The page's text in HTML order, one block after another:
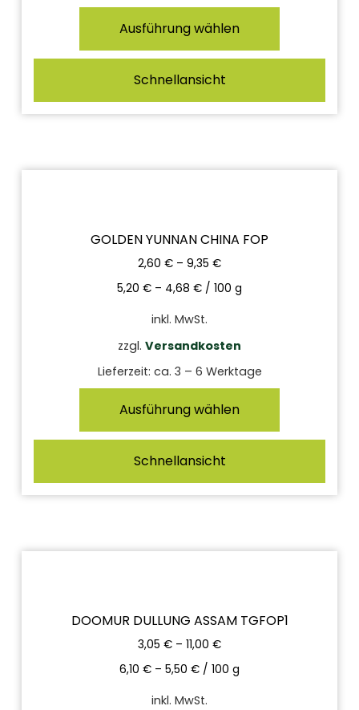
Ausführung wählen
Schnellansicht
GOLDEN YUNNAN CHINA FOP
2,60 € – 9,35 €
5,20 € – 4,68 € / 100 g
inkl. MwSt.
zzgl. Versandkosten
Lieferzeit: ca. 3 – 6 Werktage
Ausführung wählen
Schnellansicht
DOOMUR DULLUNG ASSAM TGFOP1
3,05 € – 11,00 €
6,10 € – 5,50 € / 100 g
inkl. MwSt.